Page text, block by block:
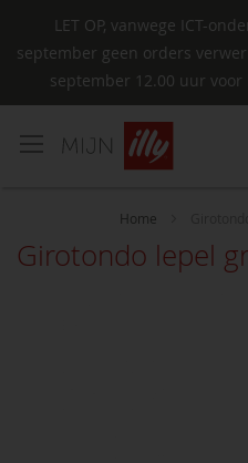
LET OP, vanwege ICT-
september geen orders
september 12.00 uur
Home
Girotondo lepel